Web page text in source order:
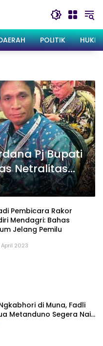
POLITIK
Pj Bupati
Netralitas
Serentak
Pembicara Rakor
Mendagri: Bahas
Jelang Pemilu
April 2023
di Muna, Fadli
Metanduno Segera Naik
Nasional